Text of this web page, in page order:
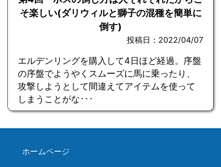
そ楽しい(ダリウィルと獅子の混種を簡単に
倒す)
投稿日：2022/04/07
エルデンリングを購入して4日ほど経過。序盤
の序盤でようやくスムーズに馬に乗ったり、
攻撃しようとして間違えてアイテムを使って
しまうことがな･･･
ホームページ